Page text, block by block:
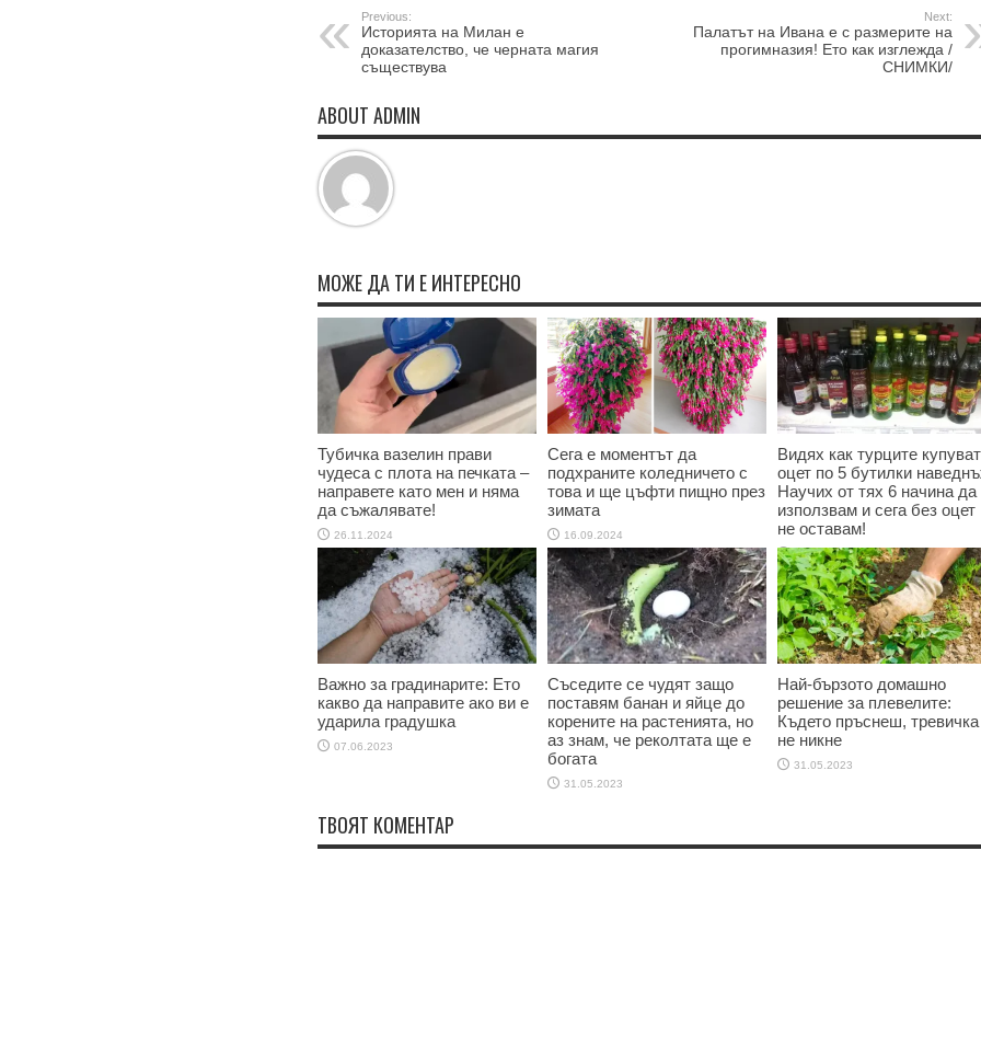
Previous:
Историята на Милан е
доказателство, че черната магия
съществува
Next:
Палатът на Ивана е с размерите на
прогимназия! Ето как изглежда /
СНИМКИ/
ABOUT ADMIN
МОЖЕ ДА ТИ Е ИНТЕРЕСНО
Тубичка вазелин прави
чудеса с плота на печката –
направете като мен и няма
да съжалявате!
26.11.2024
Сега е моментът да
подхраните коледничето с
това и ще цъфти пищно през
зимата
16.09.2024
Видях как турците купуват
оцет по 5 бутилки
Научих от тях 6 начина да
използвам и сега без оцет
не оставам!
16.09.2024
Важно за градинарите: Ето
какво да направите ако ви е
ударила градушка
07.06.2023
Съседите се чудят защо
поставям банан и яйце до
корените на растенията, но
аз знам, че реколтата ще е
богата
31.05.2023
Най-бързото домашно
решение за плевелите:
Където пръснеш, тревичка
не никне
31.05.2023
ТВОЯТ КОМЕНТАР